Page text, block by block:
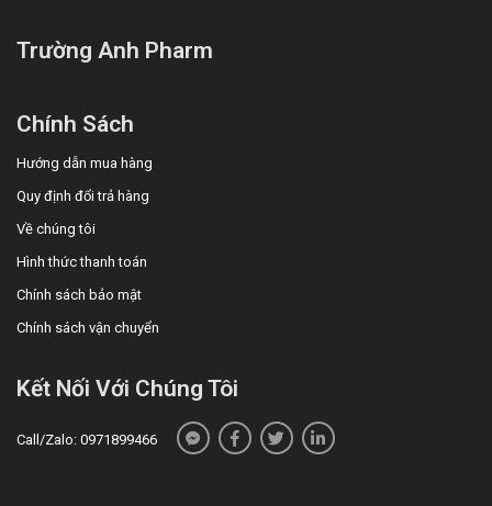
Trường Anh Pharm
Chính Sách
Hướng dẫn mua hàng
Quy định đổi trả hàng
Về chúng tôi
Hình thức thanh toán
Chính sách bảo mật
Chính sách vận chuyển
Kết Nối Với Chúng Tôi
Call/Zalo: 0971899466